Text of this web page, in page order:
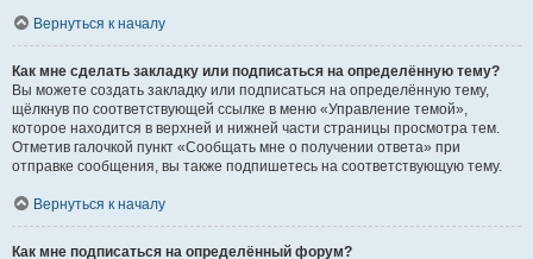
Вернуться к началу
Как мне сделать закладку или подписаться на определённую тему?
Вы можете создать закладку или подписаться на определённую тему,
щёлкнув по соответствующей ссылке в меню «Управление темой»,
которое находится в верхней и нижней части страницы просмотра тем.
Отметив галочкой пункт «Сообщать мне о получении ответа» при
отправке сообщения, вы также подпишетесь на соответствующую тему.
Вернуться к началу
Как мне подписаться на определённый форум?